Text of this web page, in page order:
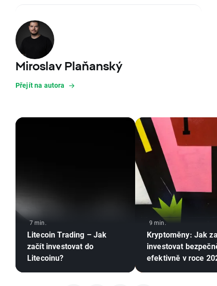
Miroslav Plaňanský
Přejít na autora
7 min.
Litecoin Trading – Jak
začít investovat do
Litecoinu?
9 min.
Kryptoměny: Jak
investovat
efektivně v roce